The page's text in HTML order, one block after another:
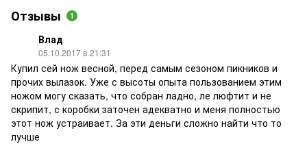
Отзывы 1
Влад
05.10.2017 в 21:31
Купил сей нож весной, перед самым сезоном пикников и
прочих вылазок. Уже с высоты опыта пользованием этим
ножом могу сказать, что собран ладно, ле люфтит и не
скрипит, с коробки заточен адекватно и меня полностью
этот нож устраивает. За эти деньги сложно найти что то
лучше